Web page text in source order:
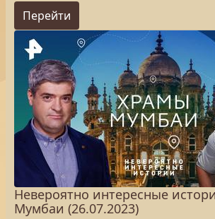
Перейти
Невероятно интересные
Мумбаи (26.07.2023)